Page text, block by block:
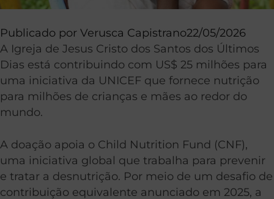
Publicado por Verusca Capistrano22/05/2026
A Igreja de Jesus Cristo dos Santos dos Últimos
Dias está contribuindo com US$ 25 milhões para
uma iniciativa da UNICEF que fornece nutrição
para milhões de crianças e mães ao redor do
mundo.
A doação apoia o Child Nutrition Fund (CNF),
uma iniciativa global que trabalha para prevenir
e tratar a desnutrição. Por meio de um desafio de
contribuição equivalente anunciado em 2025, a